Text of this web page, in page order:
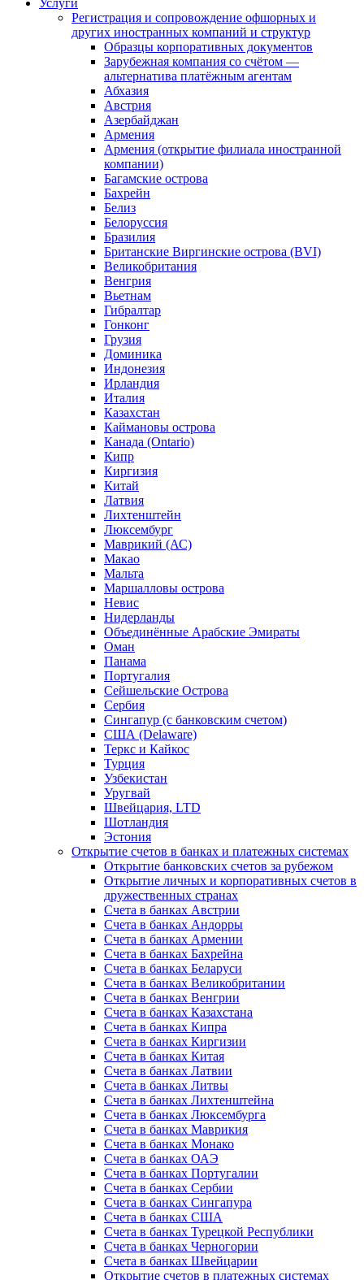
Услуги
Регистрация и сопровождение офшорных и
других иностранных компаний и структур
Образцы корпоративных документов
Зарубежная компания со счётом —
альтернатива платёжным агентам
Абхазия
Австрия
Азербайджан
Армения
Армения (открытие филиала иностранной
компании)
Багамские острова
Бахрейн
Белиз
Белоруссия
Бразилия
Британские Виргинские острова (BVI)
Великобритания
Венгрия
Вьетнам
Гибралтар
Гонконг
Грузия
Доминика
Индонезия
Ирландия
Италия
Казахстан
Каймановы острова
Канада (Ontario)
Кипр
Киргизия
Китай
Латвия
Лихтенштейн
Люксембург
Маврикий (АС)
Макао
Мальта
Маршалловы острова
Нeвис
Нидерланды
Объединённые Арабские Эмираты
Оман
Панама
Португалия
Сейшельские Острова
Сербия
Сингапур (c банковским счетом)
США (Delaware)
Теркс и Кайкос
Турция
Узбекистан
Уругвай
Швейцария, LTD
Шотландия
Эстония
Открытие счетов в банках и платежных системах
Открытие банковских счетов за рубежом
Открытие личных и корпоративных счетов в
дружественных странах
Счета в банках Австрии
Счета в банках Андорры
Счета в банках Армении
Счета в банках Бахрейна
Счета в банках Беларуси
Счета в банках Великобритании
Счета в банках Венгрии
Счета в банках Казахстана
Счета в банках Кипра
Счета в банках Киргизии
Счета в банках Китая
Счета в банках Латвии
Счета в банках Литвы
Счета в банках Лихтенштейна
Счета в банках Люксембурга
Счета в банках Маврикия
Счета в банках Монако
Счета в банках ОАЭ
Счета в банках Португалии
Счета в банках Сербии
Счета в банках Сингапура
Счета в банках США
Счета в банках Турецкой Республики
Счета в банках Черногории
Счета в банках Швейцарии
Открытие счетов в платежных системах